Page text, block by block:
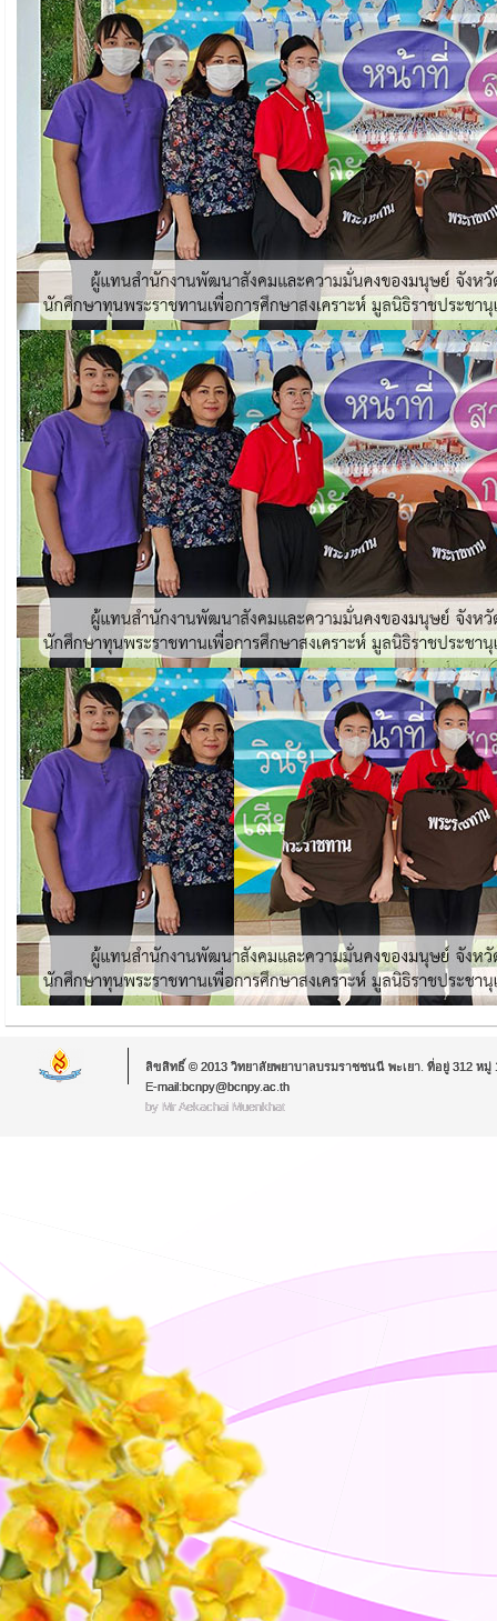
ลิขสิทธิ์ © 2013 วิทยาลัยพยาบาลบรมราชชนนี พะเยา. ที่อยู่ 312 หมู่
E-mail:bcnpy@bcnpy.ac.th
by Mr.Aekachai Muenkhat